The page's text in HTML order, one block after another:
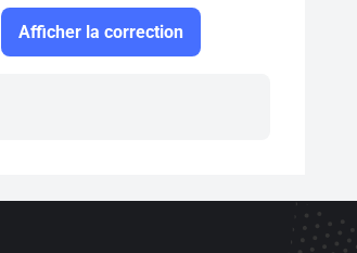
Afficher la correction